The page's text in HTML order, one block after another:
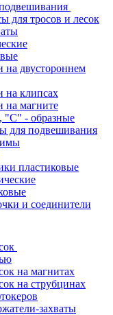
для тросов и лесок
на двустороннем
на клипсах
на магните
- образные
для подвешивания
пластиковые
и соединители
на магнитах
на струбцинах
захваты